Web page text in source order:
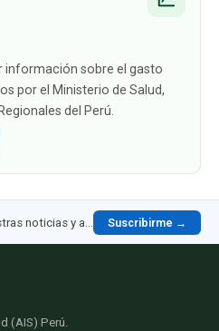
información sobre el gasto
por el Ministerio de Salud,
del Perú.
y análisis en LinkedIn Suscribirme →
(AIS) Perú.